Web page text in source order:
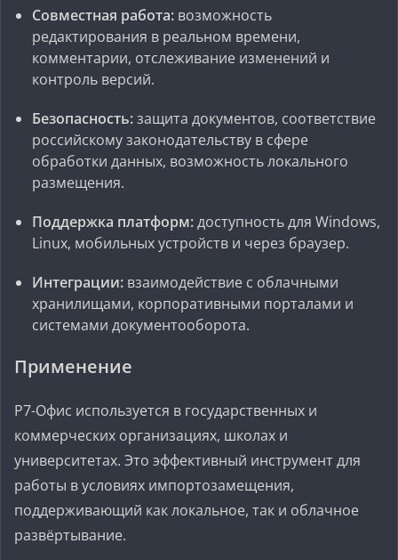
Совместная работа: возможность
редактирования в реальном времени,
комментарии, отслеживание изменений и
контроль версий.
Безопасность:защита документов, соответствие
российскому законодательству в сфере
обработки данных, возможность локального
размещения.
Поддержка платформ:доступность для Windows,
Linux, мобильных устройств и через браузер.
Интеграции: взаимодействие с облачными
хранилищами, корпоративными порталами и
системами документооборота.
Применение
Р7-Офис используется в государственных и
коммерческих организациях, школах и
университетах. Это эффективный инструмент для
работы в условиях импортозамещения,
поддерживающий как локальное, так и облачное
развёртывание.